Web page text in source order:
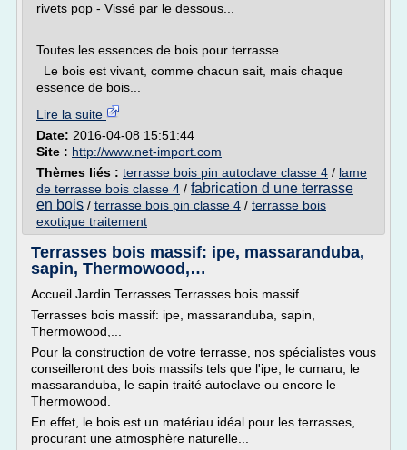
rivets pop - Vissé par le dessous...
Toutes les essences de bois pour terrasse
Le bois est vivant, comme chacun sait, mais chaque
essence de bois...
Lire la suite
Date: 2016-04-08 15:51:44
Site : http://www.net-import.com
Thèmes liés : terrasse bois pin autoclave classe 4 / lame
de terrasse bois classe 4 / fabrication d une terrasse
en bois / terrasse bois pin classe 4 / terrasse bois
exotique traitement
Terrasses bois massif: ipe, massaranduba,
sapin, Thermowood,…
Accueil Jardin Terrasses Terrasses bois massif
Terrasses bois massif: ipe, massaranduba, sapin,
Thermowood,...
Pour la construction de votre terrasse, nos spécialistes vous
conseilleront des bois massifs tels que l'ipe, le cumaru, le
massaranduba, le sapin traité autoclave ou encore le
Thermowood.
En effet, le bois est un matériau idéal pour les terrasses,
procurant une atmosphère naturelle...